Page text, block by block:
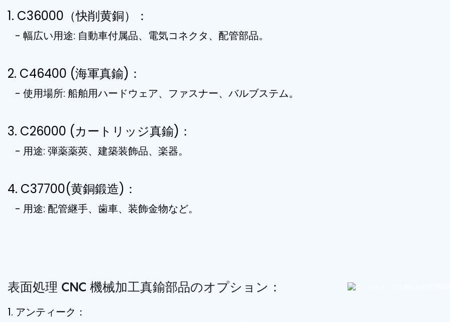
1. C36000（快削黄銅）：
- 幅広い用途: 自動車付属品、電気コネクタ、配管部品。
2. C46400 (海軍真鍮)：
- 使用場所: 船舶用ハードウェア、ファスナー、バルブステム。
3. C26000 (カートリッジ真鍮)：
- 用途: 弾薬薬莢、建築装飾品、楽器。
4. C37700(黄銅鍛造)：
- 用途: 配管継手、歯車、装飾金物など。
表面処理 CNC 機械加工真鍮部品のオプション：
1. アンティーク：